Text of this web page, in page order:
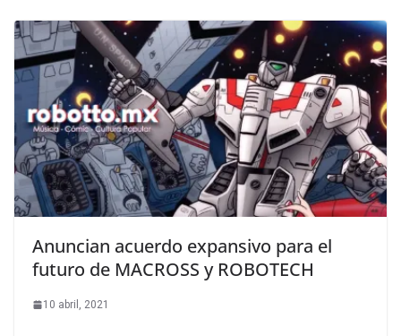
Anuncian acuerdo expansivo para el
futuro de MACROSS y ROBOTECH
10 abril, 2021